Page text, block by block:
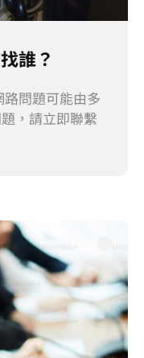
誰？
問題可能由多
，請立即聯繫